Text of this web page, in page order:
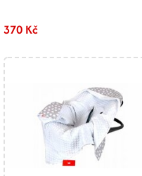
370 Kč